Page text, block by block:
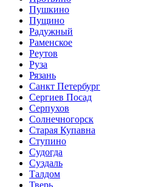
Пушкино
Пущино
Радужный
Раменское
Реутов
Руза
Рязань
Санкт Петербург
Сергиев Посад
Серпухов
Солнечногорск
Старая Купавна
Ступино
Судогда
Суздаль
Талдом
Тверь